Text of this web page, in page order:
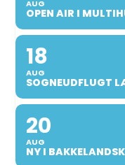
AUG
OPEN AIR I
18
AUG
SOGNEUDFLUGT
20
AUG
NY I